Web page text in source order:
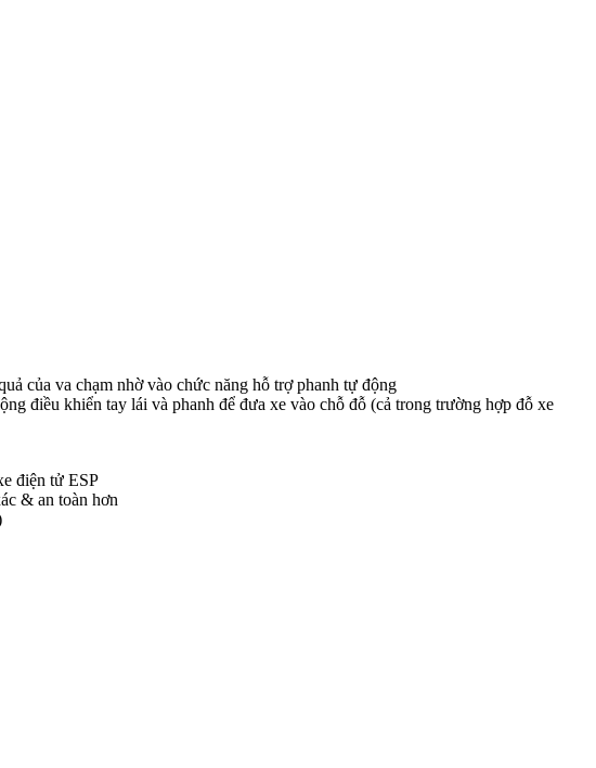
của va chạm nhờ vào chức năng hỗ trợ phanh tự động
điều khiển tay lái và phanh để đưa xe vào chỗ đỗ (cả trong trường hợp đỗ xe
điện tử ESP
& an toàn hơn